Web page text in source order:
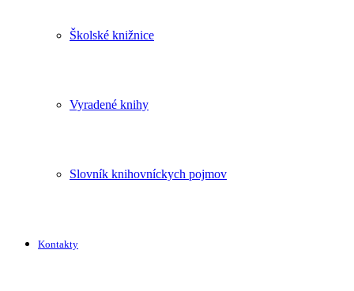
Školské knižnice
Vyradené knihy
Slovník knihovníckych pojmov
Kontakty